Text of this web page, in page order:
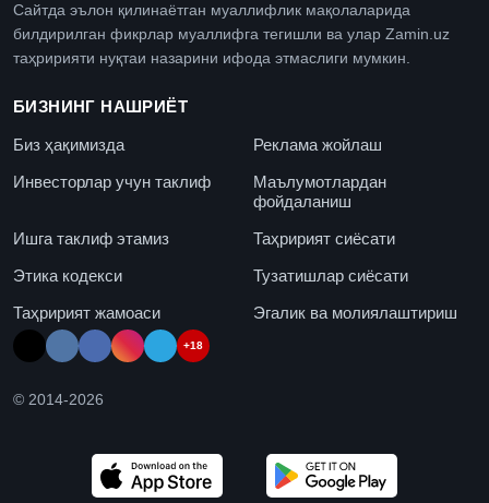
Сайтда эълон қилинаётган муаллифлик мақолаларида
билдирилган фикрлар муаллифга тегишли ва улар Zamin.uz
таҳририяти нуқтаи назарини ифода этмаслиги мумкин.
БИЗНИНГ НАШРИЁТ
Биз ҳақимизда
Реклама жойлаш
Инвесторлар учун таклиф
Маълумотлардан
фойдаланиш
Ишга таклиф этамиз
Таҳририят сиёсати
Этика кодекси
Тузатишлар сиёсати
Таҳририят жамоаси
Эгалик ва молиялаштириш
+18
© 2014-2026